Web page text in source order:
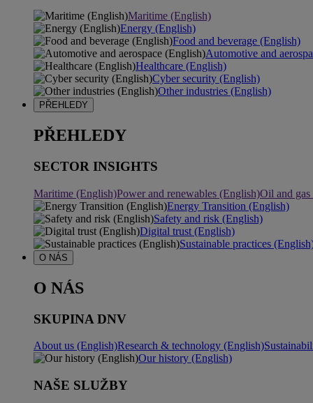
Maritime (English)
Energy (English)
Food and beverage (English)
Automotive and
Healthcare (English)
Cyber security (English)
Other industries (English)
PŘEHLEDY
PŘEHLEDY
SECTOR INSIGHTS
Maritime (English)Power and renewables (English)Oil and
Energy Transition (English)
Safety and risk (English)
Digital trust (English)
Sustainable practices
O NÁS
O NÁS
SKUPINA DNV
About us (English)Research & technology (English)
Our history (English)
NAŠE SLUŽBY